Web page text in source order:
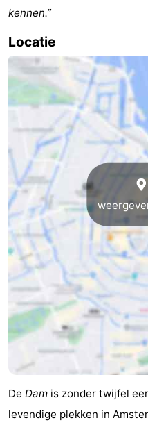
kennen.”
Locatie
De Dam is zonder twijfel
levendige plekken in